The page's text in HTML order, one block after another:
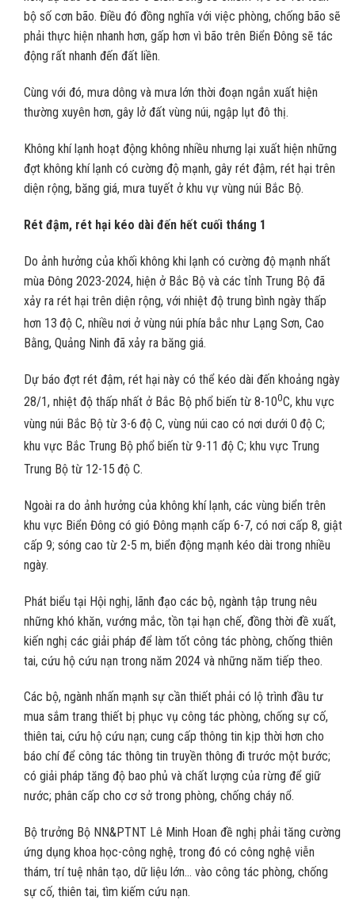
bộ số cơn bão. Điều đó đồng nghĩa với việc phòng, chống bão sẽ
phải thực hiện nhanh hơn, gấp hơn vì bão trên Biển Đông sẽ tác
động rất nhanh đến đất liền.
Cùng với đó, mưa dông và mưa lớn thời đoạn ngắn xuất hiện
thường xuyên hơn, gây lở đất vùng núi, ngập lụt đô thị.
Không khí lạnh hoạt động không nhiều nhưng lại xuất hiện những
đợt không khí lạnh có cường độ mạnh, gây rét đậm, rét hại trên
diện rộng, băng giá, mưa tuyết ở khu vự vùng núi Bắc Bộ.
Rét đậm, rét hại kéo dài đến hết cuối tháng 1
Do ảnh hưởng của khối không khi lạnh có cường độ mạnh nhất
mùa Đông 2023-2024, hiện ở Bắc Bộ và các tỉnh Trung Bộ đã
xảy ra rét hại trên diện rộng, với nhiệt độ trung bình ngày thấp
hơn 13 độ C, nhiều nơi ở vùng núi phía bắc như Lạng Sơn, Cao
Bằng, Quảng Ninh đã xảy ra băng giá.
Dự báo đợt rét đậm, rét hại này có thể kéo dài đến khoảng ngày
28/1, nhiệt độ thấp nhất ở Bắc Bộ phổ biến từ 8-100C, khu vực
vùng núi Bắc Bộ từ 3-6 độ C, vùng núi cao có nơi dưới 0 độ C;
khu vực Bắc Trung Bộ phổ biến từ 9-11 độ C; khu vực Trung
Trung Bộ từ 12-15 độ C.
Ngoài ra do ảnh hưởng của không khí lạnh, các vùng biển trên
khu vực Biển Đông có gió Đông mạnh cấp 6-7, có nơi cấp 8, giật
cấp 9; sóng cao từ 2-5 m, biển động mạnh kéo dài trong nhiều
ngày.
Phát biểu tại Hội nghị, lãnh đạo các bộ, ngành tập trung nêu
những khó khăn, vướng mắc, tồn tại hạn chế, đồng thời đề xuất,
kiến nghị các giải pháp để làm tốt công tác phòng, chống thiên
tai, cứu hộ cứu nạn trong năm 2024 và những năm tiếp theo.
Các bộ, ngành nhấn mạnh sự cần thiết phải có lộ trình đầu tư
mua sắm trang thiết bị phục vụ công tác phòng, chống sự cố,
thiên tai, cứu hộ cứu nạn; cung cấp thông tin kịp thời hơn cho
báo chí để công tác thông tin truyền thông đi trước một bước;
có giải pháp tăng độ bao phủ và chất lượng của rừng để giữ
nước; phân cấp cho cơ sở trong phòng, chống cháy nổ.
Bộ trưởng Bộ NN&PTNT Lê Minh Hoan đề nghị phải tăng cường
ứng dụng khoa học-công nghệ, trong đó có công nghệ viễn
thám, trí tuệ nhân tạo, dữ liệu lớn… vào công tác phòng, chống
sự cố, thiên tai, tìm kiếm cứu nạn.